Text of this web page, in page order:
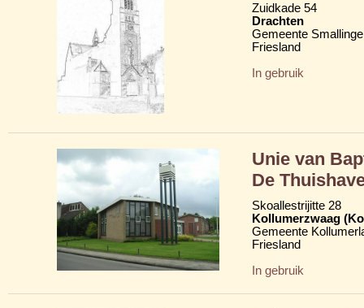
Zuidkade 54
Drachten
Gemeente
Friesland
In gebruik
Unie van
De
Skoallestrijitte 28
Kollumerzwaag
Gemeente
Friesland
In gebruik